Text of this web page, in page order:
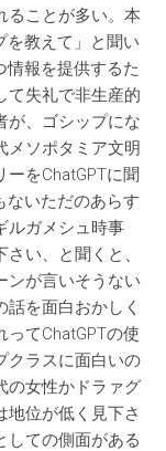
ることが多い。本
を教えて」と聞い
情報を提供するた
て失礼で非生産的
が、ゴシップにな
メソポタミア文明
をChatGPTに聞
ないただのあらす
ルガメシュ時事
い、と聞くと、
ンが言いそうない
を面白おかしく
てChatGPTの使
クラスに面白いの
の女性かドラァグ
地位が低く見下さ
しての側面がある